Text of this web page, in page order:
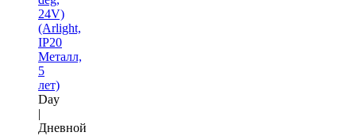
24V)
(Arlight,
IP20
Металл,
5
лет)
Day
|
Дневной